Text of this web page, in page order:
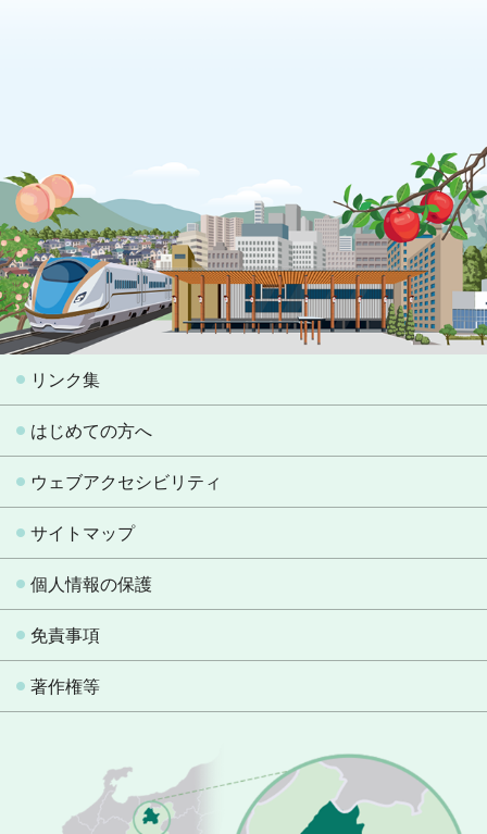
リンク集
はじめての方へ
ウェブアクセシビリティ
サイトマップ
個人情報の保護
免責事項
著作権等